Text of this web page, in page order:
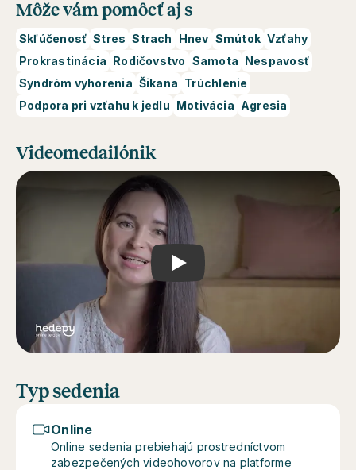
Môže vám pomôcť aj s
Skľúčenosť Stres Strach Hnev Smútok Vzťahy
Prokrastinácia Rodičovstvo Samota Nespavosť
Syndróm vyhorenia Šikana Trúchlenie
Podpora pri vzťahu k jedlu Motivácia Agresia
Videomedailónik
Play
Typ sedenia
Online
Online sedenia prebiehajú prostredníctvom
zabezpečených videohovorov na platforme